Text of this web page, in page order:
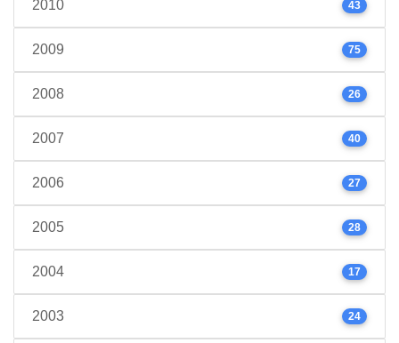
2010 43
2009 75
2008 26
2007 40
2006 27
2005 28
2004 17
2003 24